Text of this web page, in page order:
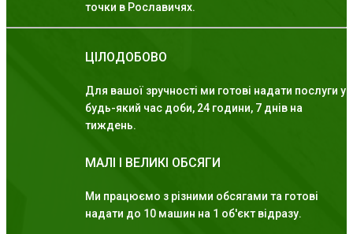
точки в Рославичях.
ЦІЛОДОБОВО
Для вашої зручності ми готові надати послуги у
будь-який час доби, 24 години, 7 днів на
тиждень.
МАЛІ І ВЕЛИКІ ОБСЯГИ
Ми працюємо з різними обсягами та готові
надати до 10 машин на 1 об'єкт відразу.